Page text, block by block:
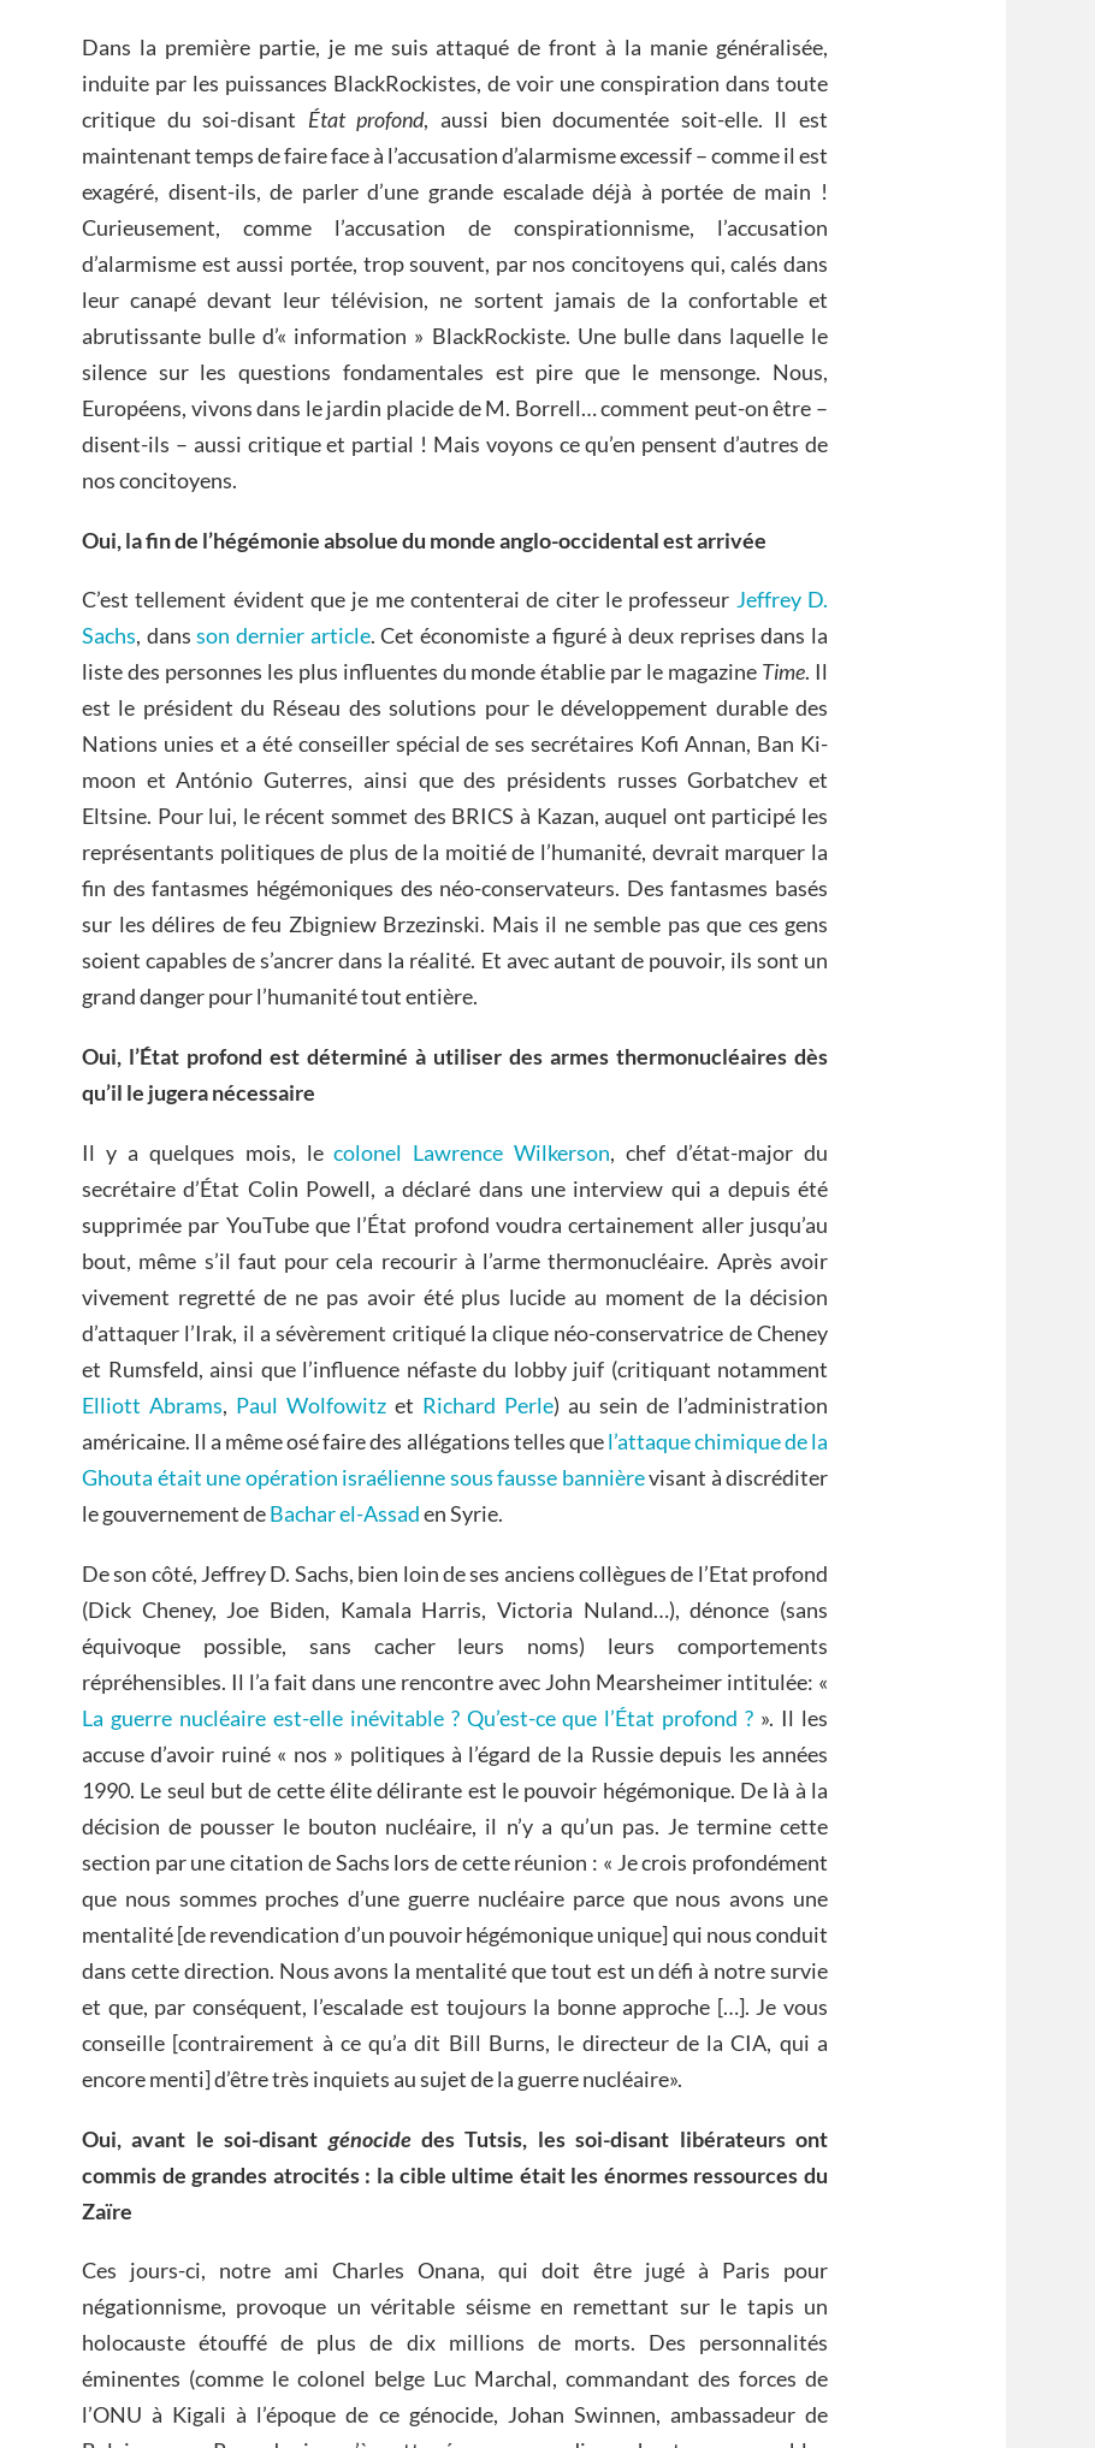
Dans la première partie, je me suis attaqué de front à la manie généralisée,
induite par les puissances BlackRockistes, de voir une conspiration dans toute
critique du soi-disant État profond, aussi bien documentée soit-elle. Il est
maintenant temps de faire face à l’accusation d’alarmisme excessif – comme il est
exagéré, disent-ils, de parler d’une grande escalade déjà à portée de main !
Curieusement, comme l’accusation de conspirationnisme, l’accusation
d’alarmisme est aussi portée, trop souvent, par nos concitoyens qui, calés dans
leur canapé devant leur télévision, ne sortent jamais de la confortable et
abrutissante bulle d’« information » BlackRockiste. Une bulle dans laquelle le
silence sur les questions fondamentales est pire que le mensonge. Nous,
Européens, vivons dans le jardin placide de M. Borrell… comment peut-on être –
disent-ils – aussi critique et partial ! Mais voyons ce qu’en pensent d’autres de
nos concitoyens.
Oui, la fin de l’hégémonie absolue du monde anglo-occidental est arrivée
C’est tellement évident que je me contenterai de citer le professeur Jeffrey D.
Sachs, dansson dernier article. Cet économiste a figuré à deux reprises dans la
liste des personnes les plus influentes du monde établie par le magazine Time. Il
est le président du Réseau des solutions pour le développement durable des
Nations unies et a été conseiller spécial de ses secrétaires Kofi Annan, Ban Ki-
moon et António Guterres, ainsi que des présidents russes Gorbatchev et
Eltsine. Pour lui, le récent sommet des BRICS à Kazan, auquel ont participé les
représentants politiques de plus de la moitié de l’humanité, devrait marquer la
fin des fantasmes hégémoniques des néo-conservateurs. Des fantasmes basés
sur les délires de feu Zbigniew Brzezinski. Mais il ne semble pas que ces gens
soient capables de s’ancrer dans la réalité. Et avec autant de pouvoir, ils sont un
grand danger pour l’humanité tout entière.
Oui, l’État profond est déterminé à utiliser des armes thermonucléaires dès
qu’il le jugera nécessaire
Il y a quelques mois, lecolonel Lawrence Wilkerson, chef d’état-major du
secrétaire d’État Colin Powell, a déclaré dans une interview qui a depuis été
supprimée par YouTube que l’État profond voudra certainement aller jusqu’au
bout, même s’il faut pour cela recourir à l’arme thermonucléaire. Après avoir
vivement regretté de ne pas avoir été plus lucide au moment de la décision
d’attaquer l’Irak, il a sévèrement critiqué la clique néo-conservatrice de Cheney
et Rumsfeld, ainsi que l’influence néfaste du lobby juif (critiquant notamment
Elliott Abrams, Paul Wolfowitz et Richard Perle) au sein de l’administration
américaine. Il a même osé faire des allégations telles quel’attaque chimique de la
Ghouta était une opération israélienne sous fausse bannièrevisant à discréditer
le gouvernement deBachar el-Assaden Syrie.
De son côté, Jeffrey D. Sachs, bien loin de ses anciens collègues de l’Etat profond
(Dick Cheney, Joe Biden, Kamala Harris, Victoria Nuland…), dénonce (sans
équivoque possible, sans cacher leurs noms) leurs comportements
répréhensibles. Il l’a fait dans une rencontre avec John Mearsheimer intitulée: «
La guerre nucléaire est-elle inévitable ? Qu’est-ce que l’État profond ? ». Il les
accuse d’avoir ruiné « nos » politiques à l’égard de la Russie depuis les années
1990. Le seul but de cette élite délirante est le pouvoir hégémonique. De là à la
décision de pousser le bouton nucléaire, il n’y a qu’un pas. Je termine cette
section par une citation de Sachs lors de cette réunion : « Je crois profondément
que nous sommes proches d’une guerre nucléaire parce que nous avons une
mentalité [de revendication d’un pouvoir hégémonique unique] qui nous conduit
dans cette direction. Nous avons la mentalité que tout est un défi à notre survie
et que, par conséquent, l’escalade est toujours la bonne approche […]. Je vous
conseille [contrairement à ce qu’a dit Bill Burns, le directeur de la CIA, qui a
encore menti] d’être très inquiets au sujet de la guerre nucléaire».
Oui, avant le soi-disant génocidedes Tutsis, les soi-disant libérateurs ont
commis de grandes atrocités : la cible ultime était les énormes ressources du
Zaïre
Ces jours-ci, notre ami Charles Onana, qui doit être jugé à Paris pour
négationnisme, provoque un véritable séisme en remettant sur le tapis un
holocauste étouffé de plus de dix millions de morts. Des personnalités
éminentes (comme le colonel belge Luc Marchal, commandant des forces de
l’ONU à Kigali à l’époque de ce génocide, Johan Swinnen, ambassadeur de